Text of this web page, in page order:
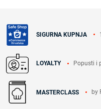
SIGURNA KUPNJA
LOYALTY Popusti i
MASTERCLASS by